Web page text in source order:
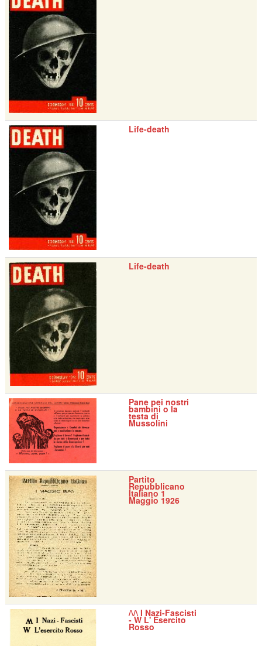
Life-death
Life-death
Pane pei nostri
bambini o la
testa di
Mussolini
Partito
Repubblicano
Italiano 1
Maggio 1926
/\/\ I Nazi-Fascisti
- W L' Esercito
Rosso